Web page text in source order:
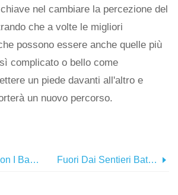
nel cambiare la percezione del
che a volte le migliori
possono essere anche quelle più
complicato o bello come
un piede davanti all'altro e
un nuovo percorso.
Gerusalemme Con I Bambini:i Migliori Consigli Per Visitare La Città Santa Fuori Dai Sentieri Battuti:i Segreti Meglio Custoditi Dell'Iran